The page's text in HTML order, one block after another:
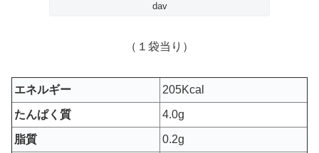
dav
（１袋当り）
エネルギー 205Kcal
たんぱく質 4.0g
脂質 0.2g